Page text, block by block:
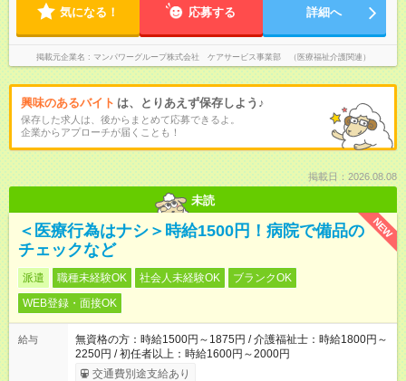
気になる！ 応募する 詳細へ
掲載元企業名 マンパワーグループ株式会社 ケアサービス事業部 （医療福祉介護関連）
興味のあるバイト は、とりあえず保存しよう♪
保存した求人は、後からまとめて応募できるよ。
企業からアプローチが届くことも！
掲載日：2026.08.08
未読
NEW
＜医療行為はナシ＞時給1500円！病院で備品の
チェックなど
派遣 職種未経験OK 社会人未経験OK
ブランクOK
WEB登録・面接OK
給与
無資格の方：時給1500円～1875円 / 介護福祉士：時給1800円～
2250円 / 初任者以上：時給1600円～2000円
交通費別途支給あり